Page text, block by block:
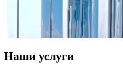
Наши услуги